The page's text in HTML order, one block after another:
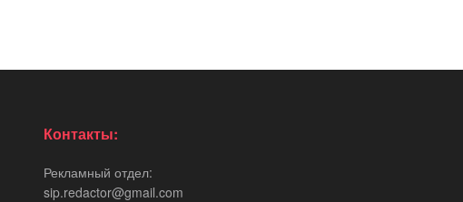
Контакты:
Рекламный отдел:
sip.redactor@gmail.com